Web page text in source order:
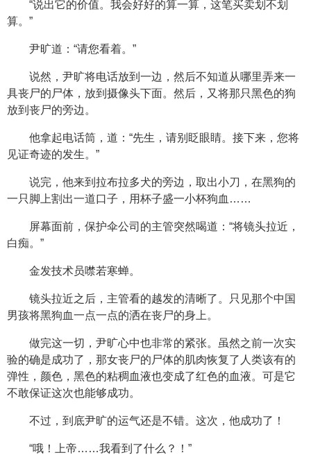
“说出它的价值。我会好好的算一算，这笔买卖划不划
算。”
尹旷道：“请您看着。”
说然，尹旷将电话放到一边，然后不知道从哪里弄来一
具丧尸的尸体，放到摄像头下面。然后，又将那只黑色的狗
放到丧尸的旁边。
他拿起电话筒，道：“先生，请别眨眼睛。接下来，您将
见证奇迹的发生。”
说完，他来到拉布拉多犬的旁边，取出小刀，在黑狗的
一只脚上割出一道口子，用杯子盛一小杯狗血……
屏幕面前，保护伞公司的主管突然喝道：“将镜头拉近，
白痴。”
金发技术员噤若寒蝉。
镜头拉近之后，主管看的越发的清晰了。只见那个中国
男孩将黑狗血一点一点的洒在丧尸的身上。
做完这一切，尹旷心中也非常的紧张。虽然之前一次实
验的确是成功了，那女丧尸的尸体的肌肉恢复了人类该有的
弹性，颜色，黑色的粘稠血液也变成了红色的血液。可是它
不敢保证这次也能够成功。
不过，到底尹旷的运气还是不错。这次，他成功了！
“哦！上帝……我看到了什么？！”